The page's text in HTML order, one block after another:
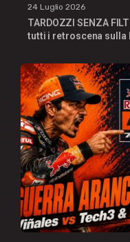
24 Luglio 2026
TARDOZZI SENZA
tutti i retroscena sulla